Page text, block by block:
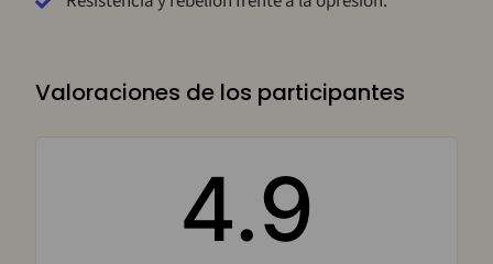
Valoraciones de los participantes
4.9